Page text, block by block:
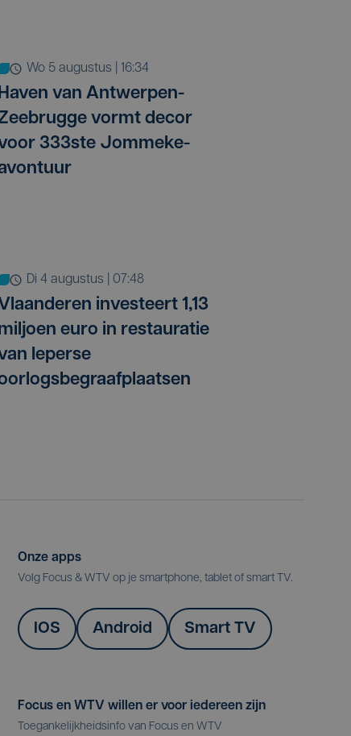
wo 5 augustus | 16:34
van Antwerpen-
vormt decor
333ste Jommeke-
di 4 augustus | 07:48
investeert 1,13
euro in restauratie
Ieperse
Onze apps
Volg Focus & WTV op je smartphone, tablet of smart TV.
IOS Android Smart TV
Focus en WTV willen er voor iedereen zijn
Toegankelijkheidsinfo van Focus en WTV